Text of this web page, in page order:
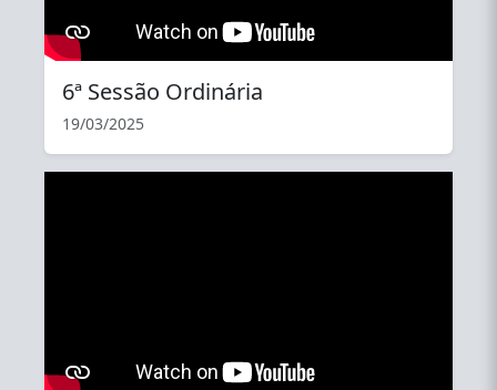
6ª Sessão Ordinária
19/03/2025